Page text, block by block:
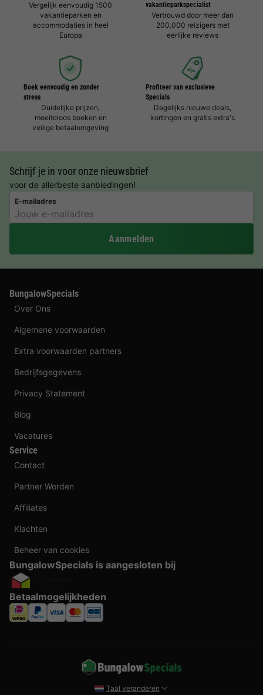
Vergelijk eenvoudig 1500
vakantieparken en
accommodaties in heel
Europa
vakantieparkspecialist
Vertrouwd door meer dan
200.000 reizigers met
eerlijke reviews
Boek eenvoudig en zonder
stress
Duidelijke prijzen,
moeiteloos boeken en
veilige betaalomgeving
Profiteer van exclusieve
Specials
Dagelijks nieuwe deals,
kortingen en gratis extra's
Schrijf je in voor onze nieuwsbrief
voor de allerbeste aanbiedingen!
E-mailadres
Aanmelden
BungalowSpecials
Over Ons
Algemene voorwaarden
Extra voorwaarden partners
Bedrijfsgegevens
Privacy Statement
Blog
Vacatures
Service
Contact
Partner Worden
Affiliates
Klachten
Beheer van cookies
BungalowSpecials is aangesloten bij
Betaalmogelijkheden
Taal veranderen